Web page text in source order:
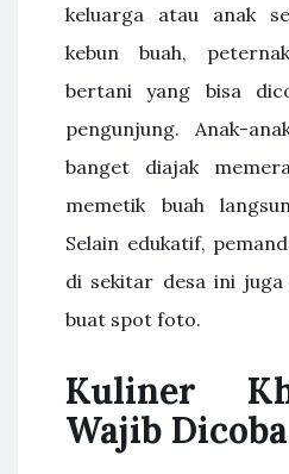
keluarga atau anak
kebun buah,
bertani yang bisa
pengunjung. Anak-
banget diajak
memetik buah
Selain edukatif,
di sekitar desa ini
buat spot foto.
Kuliner
Wajib Dicoba